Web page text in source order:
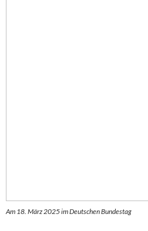
Am 18. März 2025 im Deutschen Bundestag